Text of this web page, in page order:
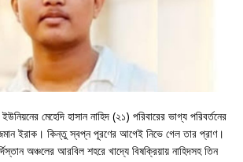
মেহেদি হাসান নাহিদ (২১) পরিবারের ভাগ্য পরিবর্তনের
ইরাক। কিন্তু স্বপ্ন পূরণের আগেই নিভে গেল তার প্রাণ।
অঞ্চলের আরবিল শহরে খাদ্যে বিষক্রিয়ায় নাহিদসহ তিন